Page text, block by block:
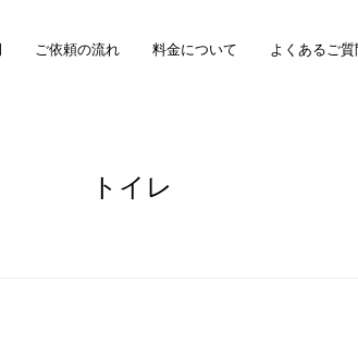
ご依頼の流れ 料金について よくあるご質
トイレ